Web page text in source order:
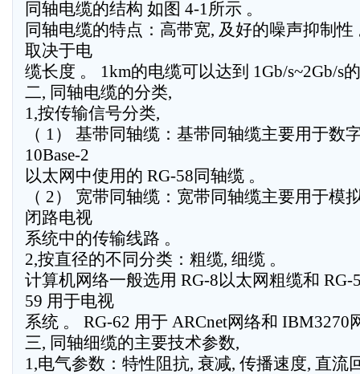
同轴电缆的结构 如图 4-1所示 。
同轴电缆的特点：高带宽, 及好的噪声抑制
取决于电
缆长度 。 1km的电缆可以达到 1Gb/s~2Gb/s
二, 同轴电缆的分类,
1,按传输信号分类,
（ 1） 基带同轴缆：基带同轴缆主要用于数
10Base-2
以太网中使用的 RG-58同轴缆 。
（ 2） 宽带同轴缆：宽带同轴缆主要用于模
闭路电视
系统中的传输线路 。
2,按直径的不同分类：粗缆, 细缆 。
计算机网络一般选用 RG-8以太网粗缆和 RG-
59 用于电视
系统 。 RG-62 用于 ARCnet网络和 IBM3270
三, 同轴细缆的主要技术参数,
1,电气参数：特性阻抗, 衰减, 传播速度, 直流